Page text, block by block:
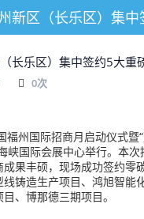
长乐区）集中签约5大重
0次
福州国际招商月启动仪式暨
峡国际会展中心举行。本
果丰硕，现场成功签约零
线铸造生产项目、鸿旭智能
、博那德三期项目。